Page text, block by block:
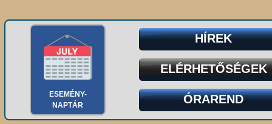
ESEMÉNY-
NAPTÁR
HÍREK
ELÉRHETŐSÉGEK
ÓRAREND